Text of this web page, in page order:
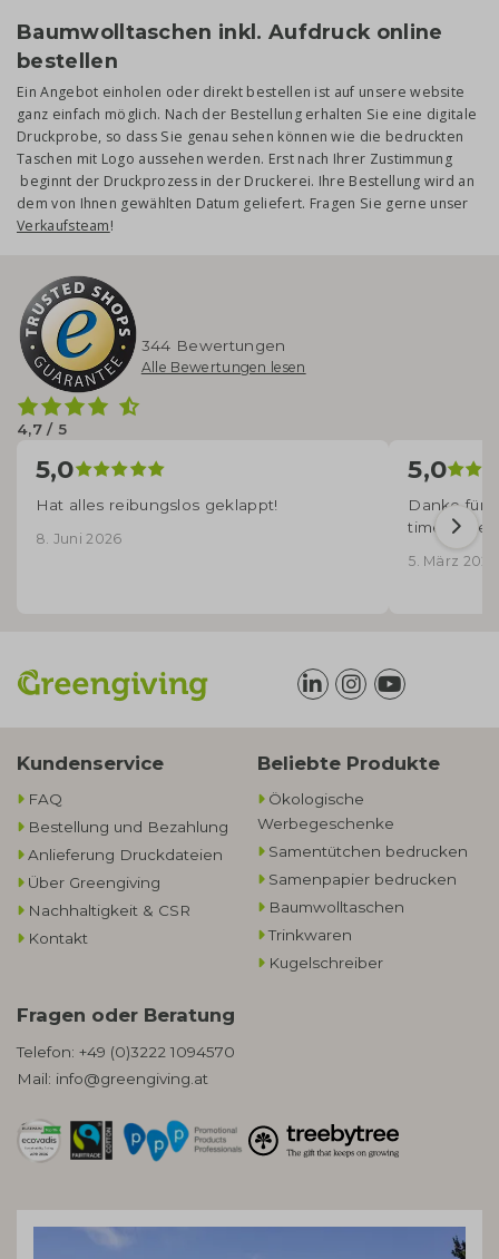
Baumwolltaschen inkl. Aufdruck online
bestellen
Ein Angebot einholen oder direkt bestellen ist auf unsere website
ganz einfach möglich. Nach der Bestellung erhalten Sie eine digitale
Druckprobe, so dass Sie genau sehen können wie die bedruckten
Taschen mit Logo aussehen werden. Erst nach Ihrer Zustimmung
beginnt der Druckprozess in der Druckerei. Ihre Bestellung wird an
dem von Ihnen gewählten Datum geliefert. Fragen Sie gerne unser
Verkaufsteam!
4,7 / 5
344 Bewertungen
Alle Bewertungen lesen
5,0
Hat alles reibungslos geklappt!
8. Juni 2026
5,0
Danke für
time
5. März 2026
Kundenservice
FAQ
Bestellung und Bezahlung
Anlieferung Druckdateien
Über Greengiving
Nachhaltigkeit & CSR
Kontakt
Beliebte Produkte
Ökologische
Werbegeschenke​
Samentütchen bedrucken
Samenpapier bedrucken
Baumwolltaschen​
Trinkwaren
Kugelschreiber
Fragen oder Beratung
Telefon: +49 (0)3222 1094570
Mail: info@greengiving.at